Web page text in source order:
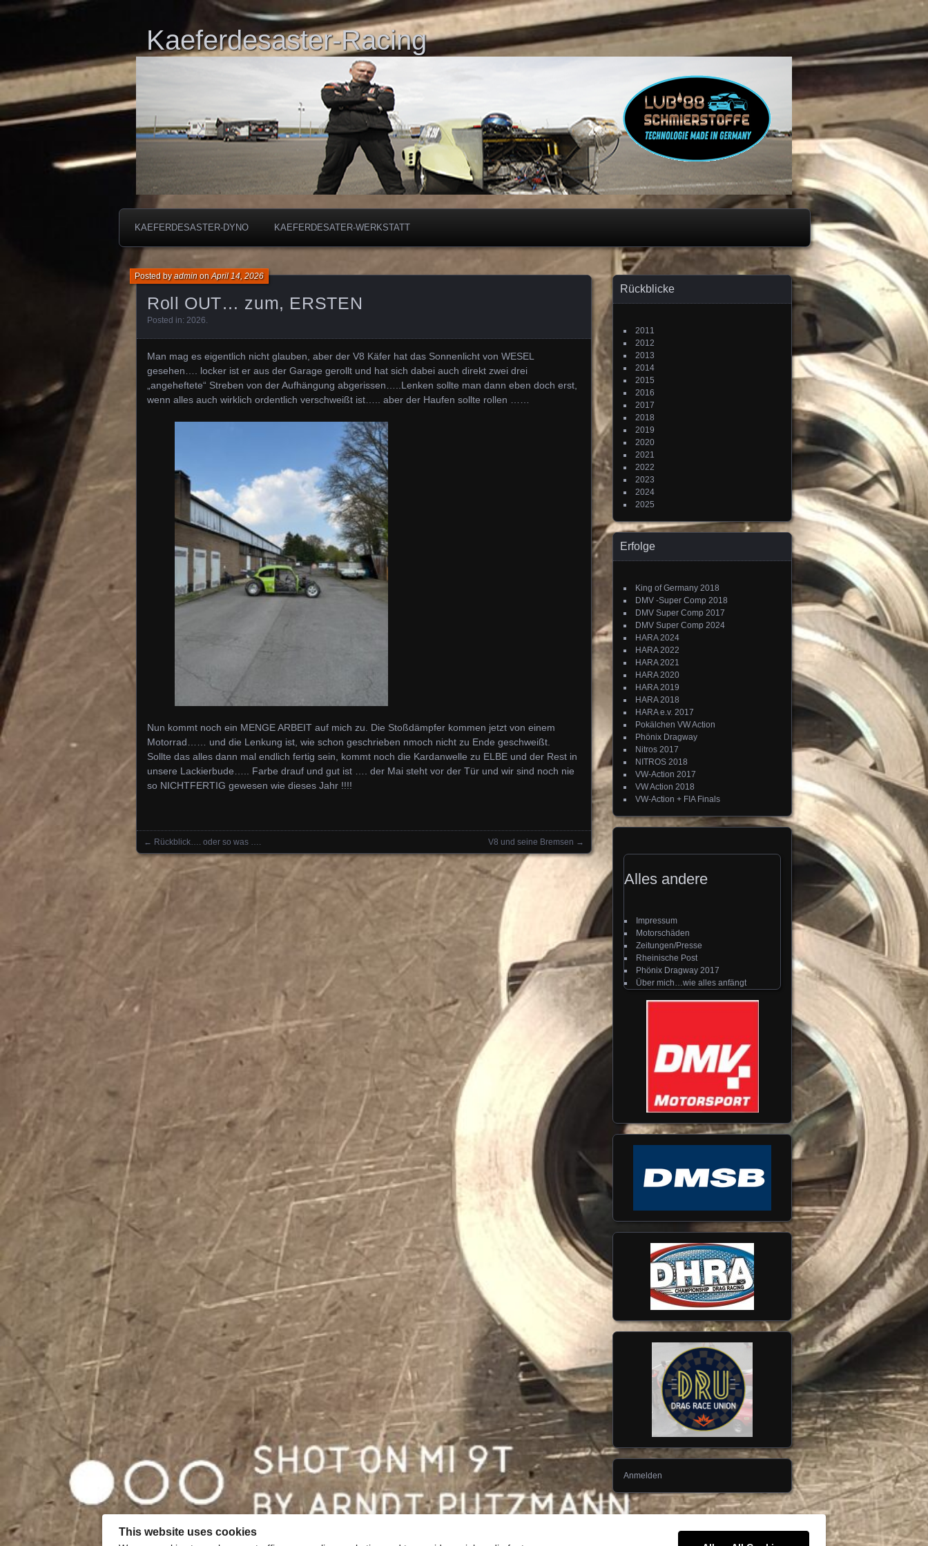
Kaeferdesaster-Racing
KAEFERDESASTER-DYNO KAEFERDESATER-WERKSTATT
Roll OUT… zum, ERSTEN
Posted byadminonApril 14, 2026
Posted in: 2026.
Man mag es eigentlich nicht glauben, aber der V8 Käfer hat das Sonnenlicht von WESEL
gesehen…. locker ist er aus der Garage gerollt und hat sich dabei auch direkt zwei drei
„angeheftete“ Streben von der Aufhängung abgerissen…..Lenken sollte man dann eben doch erst,
wenn alles auch wirklich ordentlich verschweißt ist….. aber der Haufen sollte rollen ……
Nun kommt noch ein MENGE ARBEIT auf mich zu. Die Stoßdämpfer kommen jetzt von einem
Motorrad…… und die Lenkung ist, wie schon geschrieben nmoch nicht zu Ende geschweißt.
Sollte das alles dann mal endlich fertig sein, kommt noch die Kardanwelle zu ELBE und der Rest in
unsere Lackierbude….. Farbe drauf und gut ist …. der Mai steht vor der Tür und wir sind noch nie
so NICHTFERTIG gewesen wie dieses Jahr !!!!
Posts navigation
← Rückblick…. oder so was …. V8 und seine Bremsen →
Rückblicke
2011
2012
2013
2014
2015
2016
2017
2018
2019
2020
2021
2022
2023
2024
2025
Erfolge
King of Germany 2018
DMV -Super Comp 2018
DMV Super Comp 2017
DMV Super Comp 2024
HARA 2024
HARA 2022
HARA 2021
HARA 2020
HARA 2019
HARA 2018
HARA e.v. 2017
Pokälchen VW Action
Phönix Dragway
Nitros 2017
NITROS 2018
VW-Action 2017
VW Action 2018
VW-Action + FIA Finals
Alles andere
Impressum
Motorschäden
Zeitungen/Presse
Rheinische Post
Phönix Dragway 2017
Über mich…wie alles anfängt
Anmelden
This website uses cookies